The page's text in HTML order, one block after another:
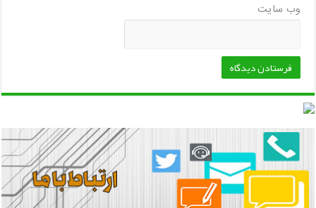
وب‌ سایت